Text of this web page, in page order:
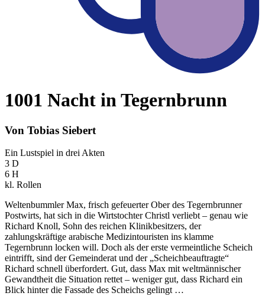
1001 Nacht in Tegernbrunn
Von Tobias Siebert
Ein Lustspiel in drei Akten
3 D
6 H
kl. Rollen
Weltenbummler Max, frisch gefeuerter Ober des Tegernbrunner
Postwirts, hat sich in die Wirtstochter Christl verliebt – genau wie
Richard Knoll, Sohn des reichen Klinikbesitzers, der
zahlungskräftige arabische Medizintouristen ins klamme
Tegernbrunn locken will. Doch als der erste vermeintliche Scheich
eintrifft, sind der Gemeinderat und der „Scheichbeauftragte“
Richard schnell überfordert. Gut, dass Max mit weltmännischer
Gewandtheit die Situation rettet – weniger gut, dass Richard ein
Blick hinter die Fassade des Scheichs gelingt …